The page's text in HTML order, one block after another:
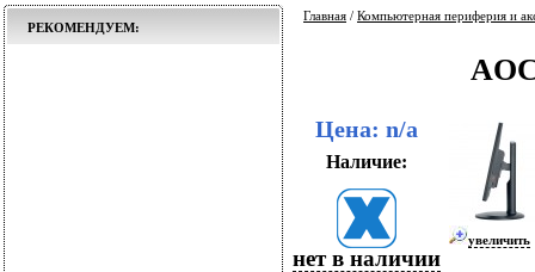
РЕКОМЕНДУЕМ:
Главная / Компьютерная периферия и
Цена: n/a
Наличие:
нет в наличии
увеличить